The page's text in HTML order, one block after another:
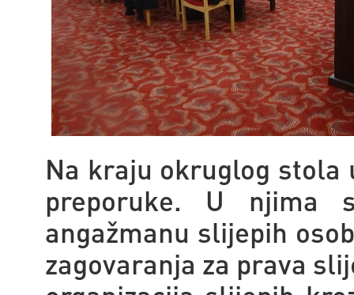
Na kraju okruglog stola
preporuke. U njima
angažmanu slijepih
zagovaranja za prava